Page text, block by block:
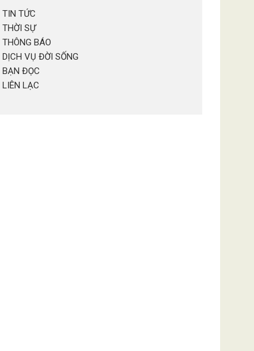
TIN TỨC
THỜI SỰ
THÔNG BÁO
DỊCH VỤ ĐỜI SỐNG
BẠN ĐỌC
LIÊN LẠC